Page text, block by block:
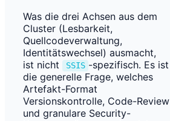
Was die drei Achsen aus dem
Cluster (Lesbarkeit,
Quellcodeverwaltung,
Identitätswechsel) ausmacht,
ist nicht
SSIS -spezifisch. Es ist
die generelle Frage, welches
Artefakt-Format
Versionskontrolle, Code-Review
und granulare Security-